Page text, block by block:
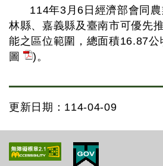
114年3月6日經濟部會同
林縣、嘉義縣及臺南市可優先
能之區位範圍，總面積16.87公
圖
)。
更新日期：114-04-09